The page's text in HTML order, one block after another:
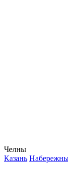
Челны
Казань